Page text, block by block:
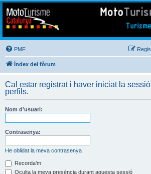
Mototurisme
Turisme en moto en català
PMF
Índex del fòrum
Cal estar registrat i haver iniciat la
perfils.
Nom d’usuari:
Contrasenya:
He oblidat la meva contrasenya
Recorda’m
Oculta la meva presència durant aquesta sessió